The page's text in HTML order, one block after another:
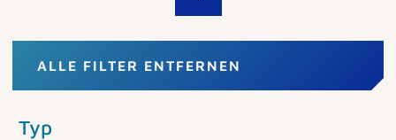
ALLE FILTER ENTFERNEN
Typ